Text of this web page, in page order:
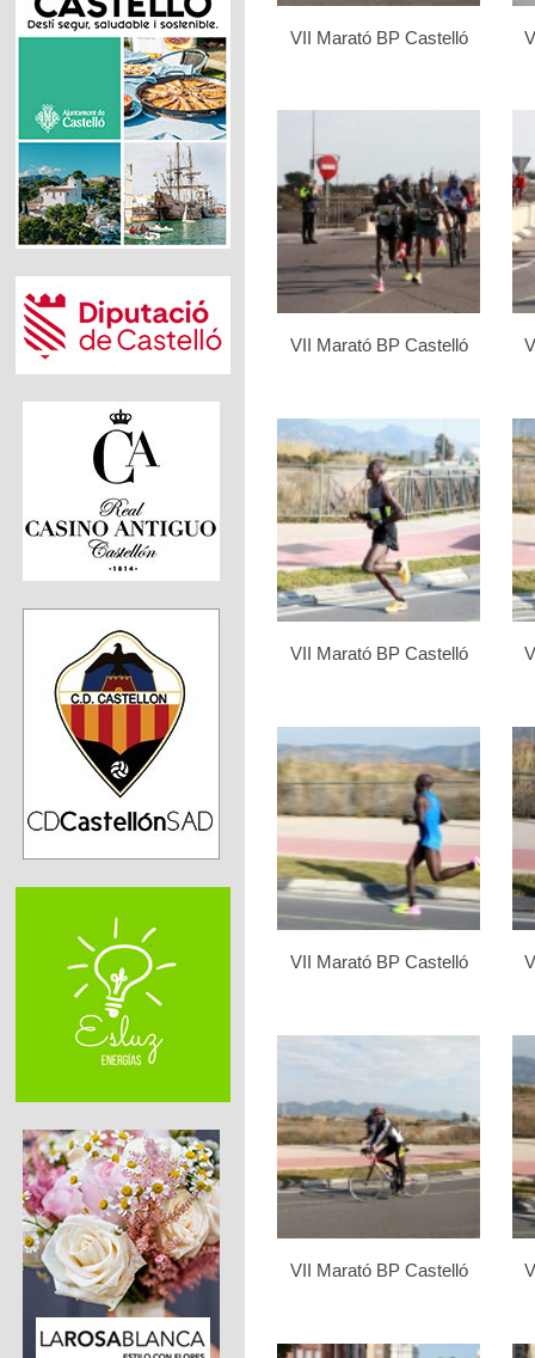
VII Marató BP Castelló
VII Marató BP Castelló
VII Marató BP Castelló
VII Marató BP Castelló
VII Marató BP Castelló